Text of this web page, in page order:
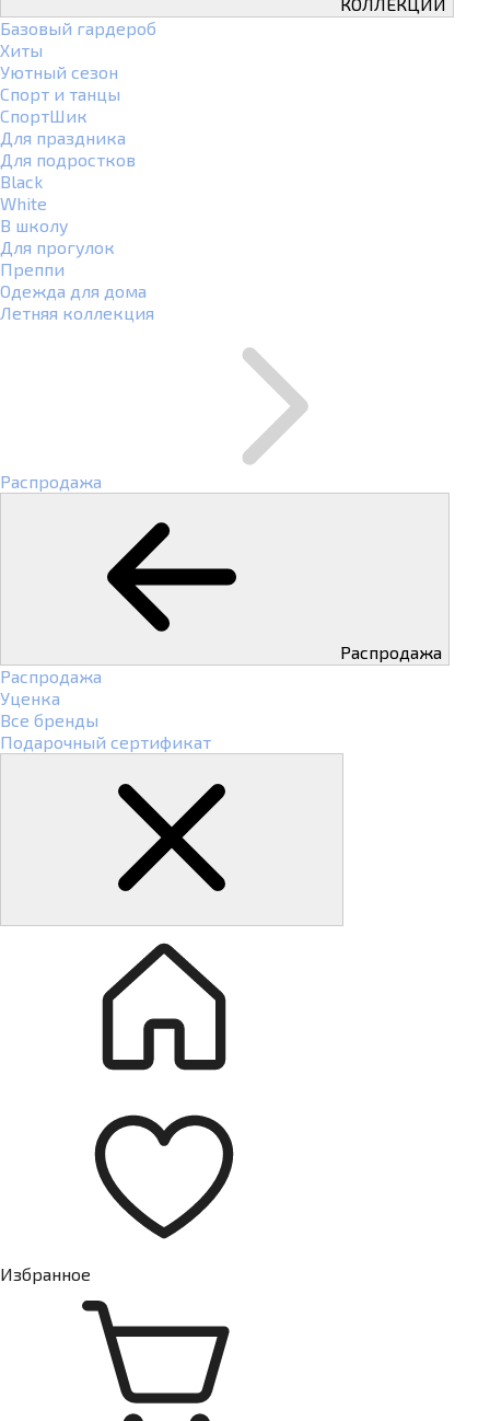
Базовый гардероб
Хиты
Уютный сезон
Спорт и танцы
СпортШик
Для праздника
Для подростков
Black
White
В школу
Для прогулок
Преппи
Одежда для дома
Летняя коллекция
Распродажа
Распродажа
Распродажа
Уценка
Все бренды
Подарочный сертификат
Избранное